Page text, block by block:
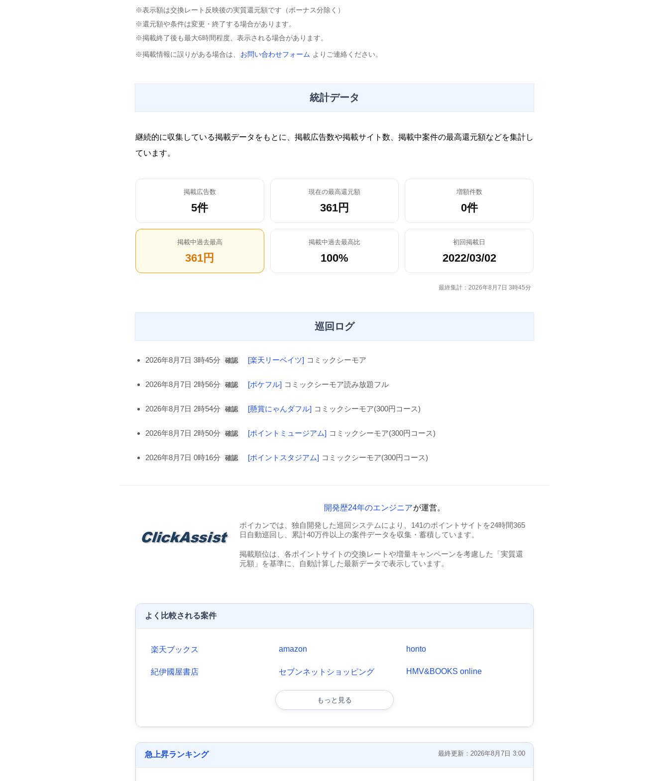
※表示額は交換レート反映後の実質還元額です（ボーナス分除く）
※還元額や条件は変更・終了する場合があります。
※掲載終了後も最大6時間程度、表示される場合があります。
※掲載情報に誤りがある場合は、 お問い合わせフォーム よりご連絡ください。
統計データ
継続的に収集している掲載データをもとに、掲載広告数や掲載サイト数、掲載中案件の最高還元額などを集計し
ています。
掲載広告数
5件
現在の最高還元額
361円
増額件数
0件
掲載中過去最高
361円
掲載中過去最高比
100%
初回掲載日
2022/03/02
最終集計：2026年8月7日 3時45分
巡回ログ
2026年8月7日 3時45分 確認 [楽天リーベイツ] コミックシーモア
2026年8月7日 2時56分 確認 [ポケフル] コミックシーモア読み放題フル
2026年8月7日 2時54分 確認 [懸賞にゃんダフル] コミックシーモア(300円コース)
2026年8月7日 2時50分 確認 [ポイントミュージアム] コミックシーモア(300円コース)
2026年8月7日 0時16分 確認 [ポイントスタジアム] コミックシーモア(300円コース)
開発歴24年のエンジニアが運営。
ポイカンでは、独自開発した巡回システムにより、141のポイントサイトを24時間365
日自動巡回し、累計40万件以上の案件データを収集・蓄積しています。
掲載順位は、各ポイントサイトの交換レートや増量キャンペーンを考慮した「実質還
元額」を基準に、自動計算した最新データで表示しています。
よく比較される案件
楽天ブックス amazon honto
紀伊國屋書店 セブンネットショッピング HMV&BOOKS online
もっと見る
急上昇ランキング 最終更新：2026年8月7日 3:00